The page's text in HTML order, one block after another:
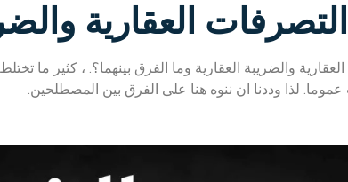
العقارية
والضريبة العقارية وما الفرق بينهما؟. ، كثير ما
عموما. لذا وددنا ان ننوه هنا على الفرق بين المصطلحين.